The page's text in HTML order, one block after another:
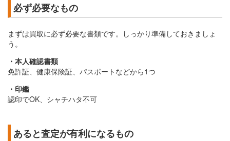
必ず必要なもの
まずは買取に必ず必要な書類です。しっかり準備しておきましょ
う。
・本人確認書類
免許証、健康保険証、パスポートなどから1つ
・印鑑
認印でOK、シャチハタ不可
あると査定が有利になるもの